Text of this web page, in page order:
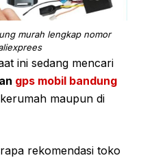
murah lengkap nomor
ini sedang mencari
gps mobil bandung
maupun di
rekomendasi toko